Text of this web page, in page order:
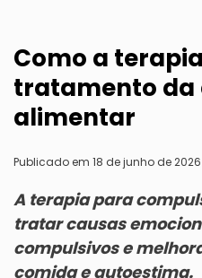
Como a
tratamento da
alimentar
Publicado em 18 de junho de 2026
A terapia para
tratar causas
compulsivos e
comida e autoestima.